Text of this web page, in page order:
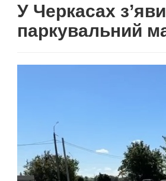
У Черкасах
паркувальний